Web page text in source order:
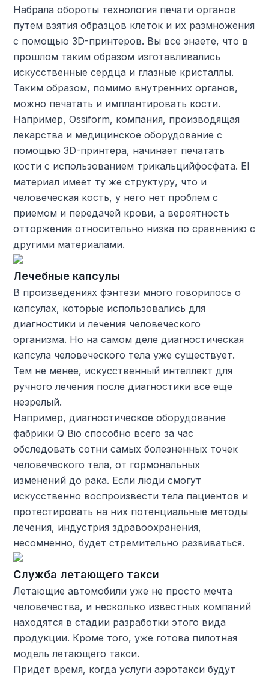
Набрала обороты технология печати органов
путем взятия образцов клеток и их размножения
с помощью 3D-принтеров. Вы все знаете, что в
прошлом таким образом изготавливались
искусственные сердца и глазные кристаллы.
Таким образом, помимо внутренних органов,
можно печатать и имплантировать кости.
Например, Ossiform, компания, производящая
лекарства и медицинское оборудование с
помощью 3D-принтера, начинает печатать
кости с использованием трикальцийфосфата. El
материал имеет ту же структуру, что и
человеческая кость, у него нет проблем с
приемом и передачей крови, а вероятность
отторжения относительно низка по сравнению с
другими материалами.
Лечебные капсулы
В произведениях фэнтези много говорилось о
капсулах, которые использовались для
диагностики и лечения человеческого
организма. Но на самом деле диагностическая
капсула человеческого тела уже существует.
Тем не менее, искусственный интеллект для
ручного лечения после диагностики все еще
незрелый.
Например, диагностическое оборудование
фабрики Q Bio способно всего за час
обследовать сотни самых болезненных точек
человеческого тела, от гормональных
изменений до рака. Если люди смогут
искусственно воспроизвести тела пациентов и
протестировать на них потенциальные методы
лечения, индустрия здравоохранения,
несомненно, будет стремительно развиваться.
Служба летающего такси
Летающие автомобили уже не просто мечта
человечества, и несколько известных компаний
находятся в стадии разработки этого вида
продукции. Кроме того, уже готова пилотная
модель летающего такси.
Придет время, когда услуги аэротакси будут